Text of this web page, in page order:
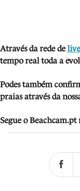
Através da rede de
tempo real toda a
Podes também
praias através da
Segue o Beachcam.pt